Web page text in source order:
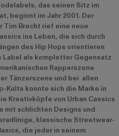
das seinen Sitz im
beginnt im Jahr 2001. Der
Tim Brecht rief eine neue
ins Leben, die sich durch
des Hip Hops orientieren
als kompletter Gegensatz
Rapperszene
Tänzerszene und bei allen
Kults konnte sich die Marke in
Kreativköpfe von Urban Cassics
mit schlichten Designs und
klassische Streetwear-
die jeder in seinem